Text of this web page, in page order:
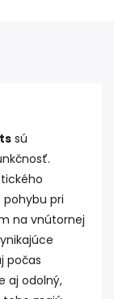
sú
pri
na vnútornej
počas
aj odolný,